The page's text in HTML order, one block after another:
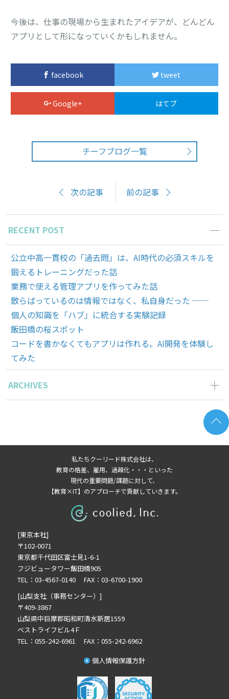
今後は、仕事の現場から生まれたアイデアが、どんどん
アプリとして形になっていくかもしれません。
facebook tweet
Google+ はてブ
チーフブログ一覧
次の記事 前の記事
RECENT POST
公立中高一貫校の「過去問」は、AI時代の必須スキルを
鍛えるトレーニングだった話
業務で使える管理アプリを作ってみた話
散らばっているのは情報ではなく、私自身だった ──
個人の知識を「ハブ」に統合する実験記録
飯田橋の桜スポット
コードを書かなくてもアプリは作れる。AI開発を体験し
てみた
ARCHIVES
2026年2月の記事一覧(3)
2026年1月の記事一覧(3)
2025年8月の記事一覧(1)
2025年7月の記事一覧(3)
2025年6月の記事一覧(2)
2024年12月の記事一覧(1)
2024年10月の記事一覧(1)
2024年9月の記事一覧(2)
2024年8月の記事一覧(1)
2024年7月の記事一覧(2)
2024年6月の記事一覧(4)
2024年5月の記事一覧(1)
私たちクーリード株式会社は、
教育の格差、雇用、過疎化・・・といった
現代の重要問題/課題に対して、
【教育×IT】のアプローチで貢献していきます。
[東京本社]
〒102-0071
東京都千代田区富士見1-6-1
フジビュータワー飯田橋905
TEL：03-4567-0140 FAX：03-6700-1900
[山梨支社（事務センター）]
〒409-3867
山梨県中巨摩郡昭和町清水新居1559
ベストライフビル4Ｆ
TEL：055-242-6961 FAX：055-242-6962
個人情報保護方針